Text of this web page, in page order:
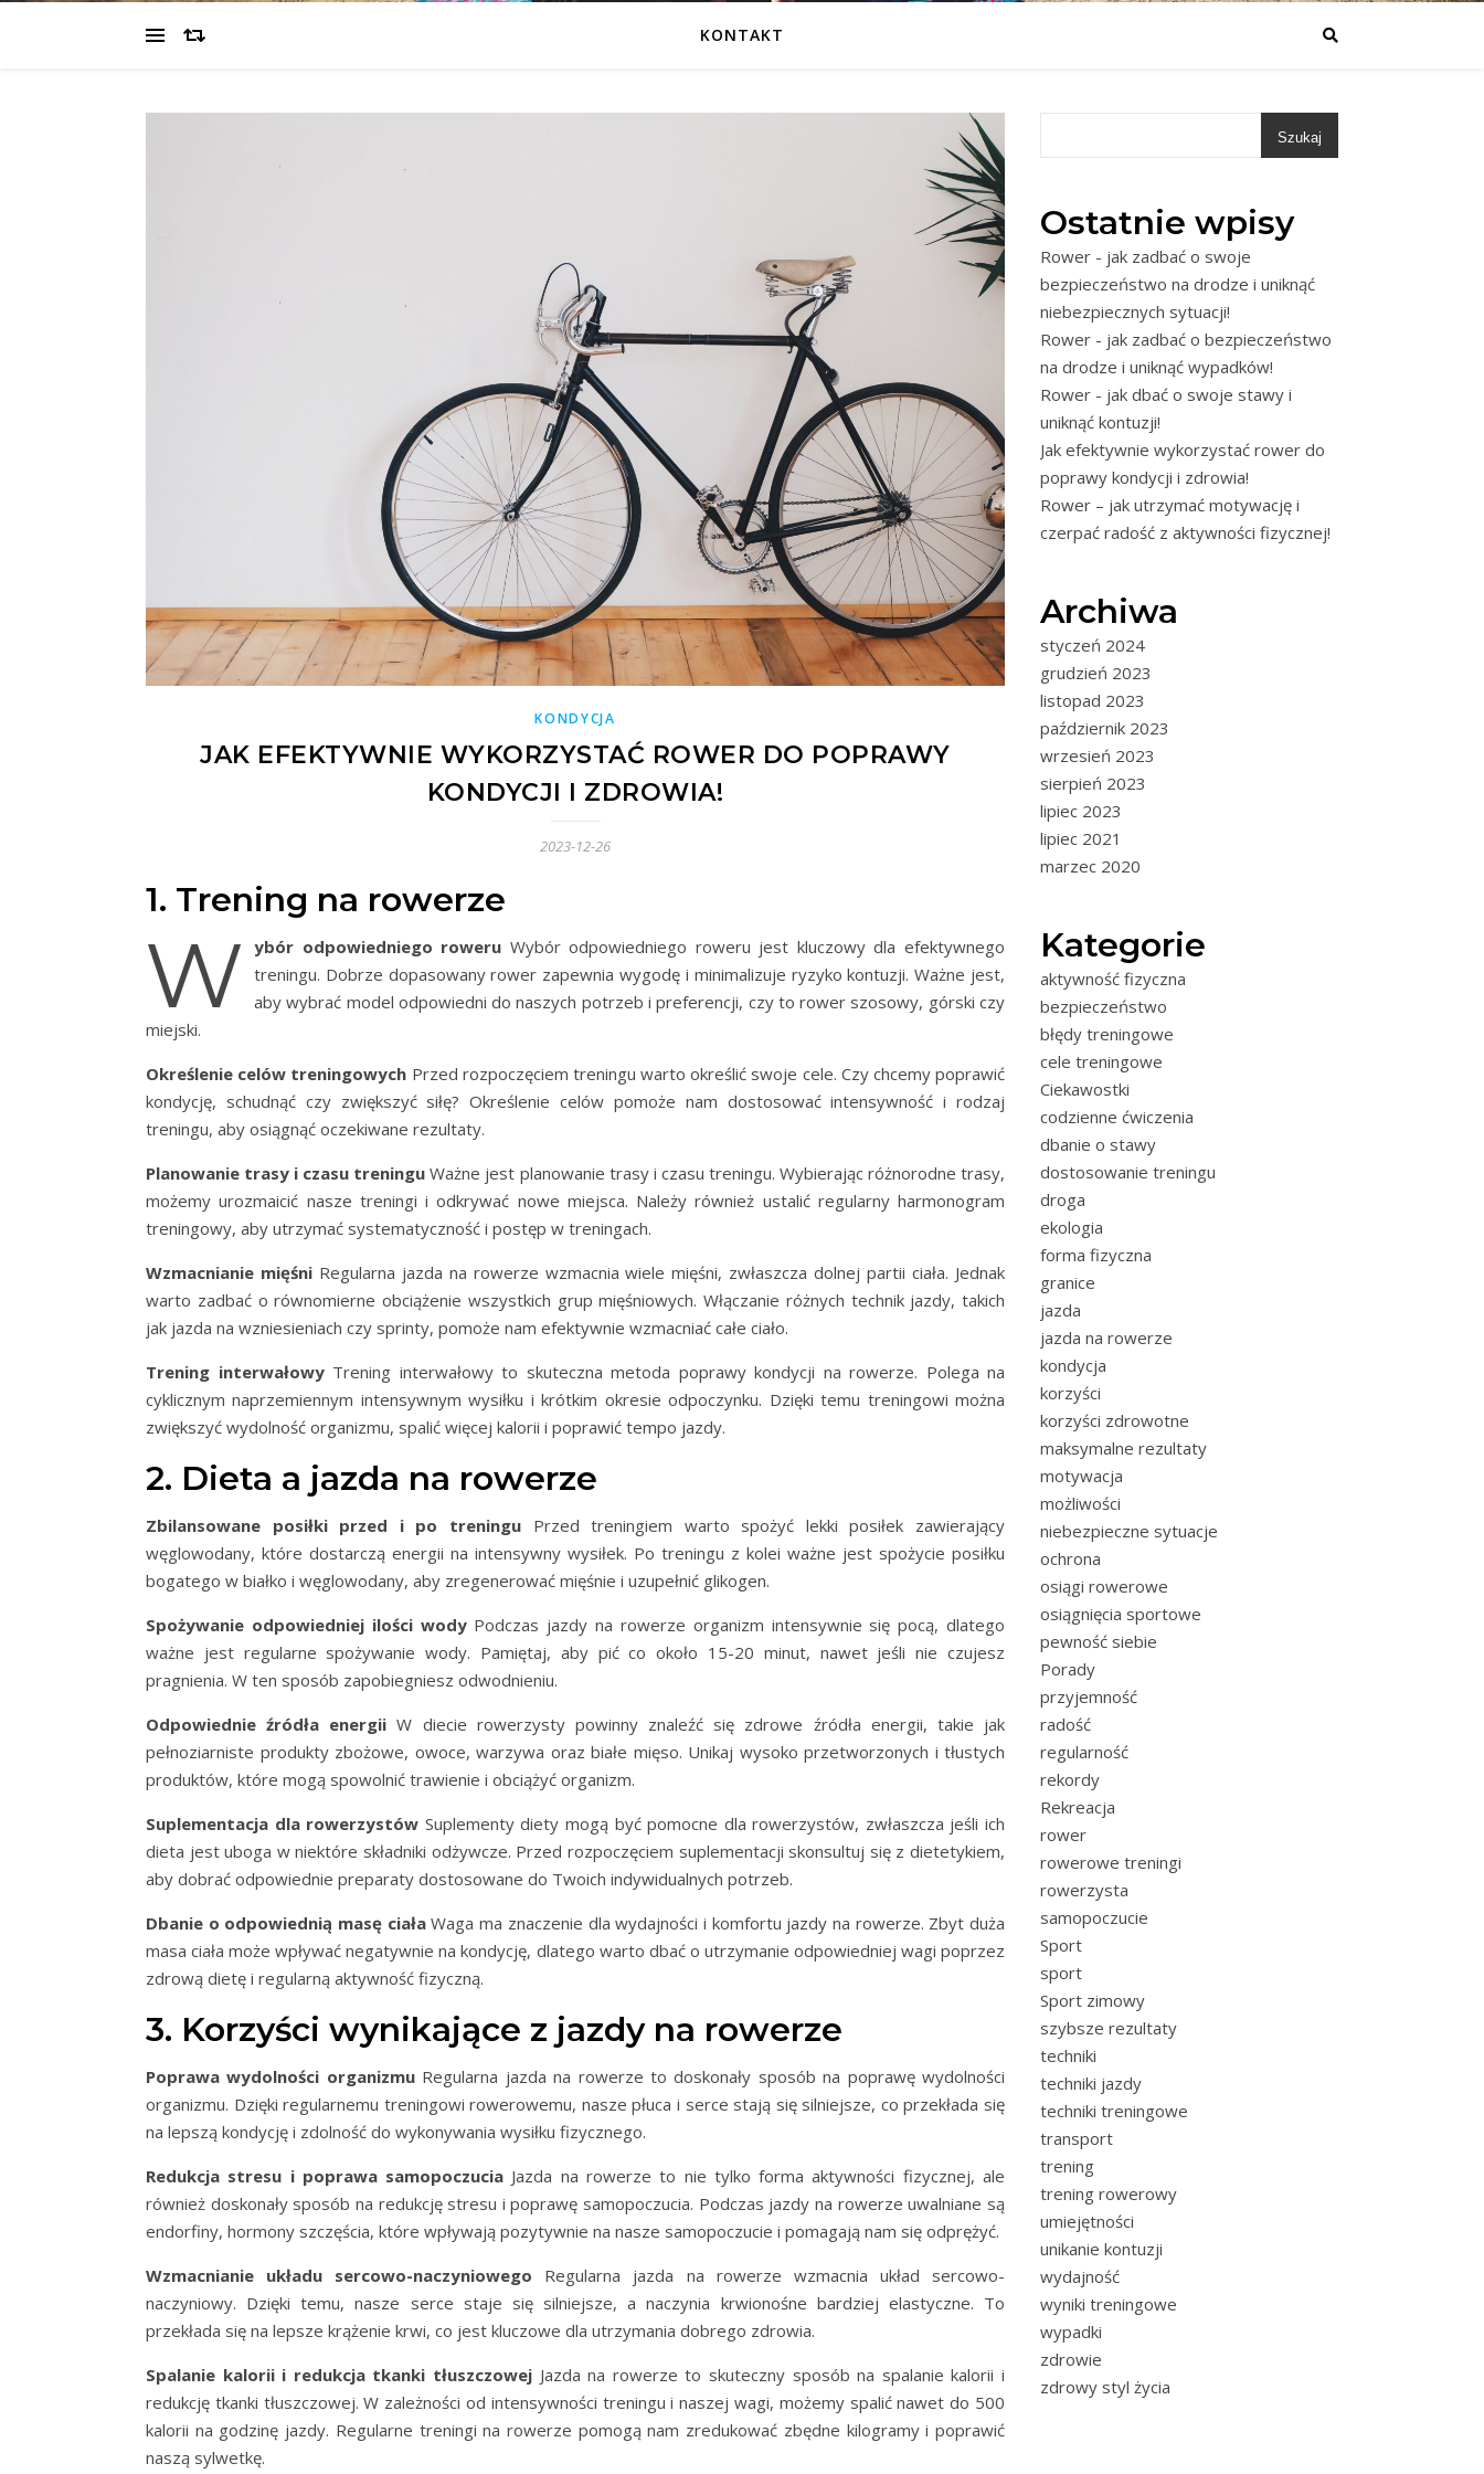
KONTAKT
KONDYCJA
JAK EFEKTYWNIE WYKORZYSTAĆ ROWER DO POPRAWY
KONDYCJI I ZDROWIA!
2023-12-26
1. Trening na rowerze
W ybór odpowiedniego roweru Wybór odpowiedniego roweru jest kluczowy dla efektywnego
treningu. Dobrze dopasowany rower zapewnia wygodę i minimalizuje ryzyko kontuzji. Ważne jest,
aby wybrać model odpowiedni do naszych potrzeb i preferencji, czy to rower szosowy, górski czy
miejski.
Określenie celów treningowych Przed rozpoczęciem treningu warto określić swoje cele. Czy chcemy poprawić
kondycję, schudnąć czy zwiększyć siłę? Określenie celów pomoże nam dostosować intensywność i rodzaj
treningu, aby osiągnąć oczekiwane rezultaty.
Planowanie trasy i czasu treningu Ważne jest planowanie trasy i czasu treningu. Wybierając różnorodne trasy,
możemy urozmaicić nasze treningi i odkrywać nowe miejsca. Należy również ustalić regularny harmonogram
treningowy, aby utrzymać systematyczność i postęp w treningach.
Wzmacnianie mięśniRegularna jazda na rowerze wzmacnia wiele mięśni, zwłaszcza dolnej partii ciała. Jednak
warto zadbać o równomierne obciążenie wszystkich grup mięśniowych. Włączanie różnych technik jazdy, takich
jak jazda na wzniesieniach czy sprinty, pomoże nam efektywnie wzmacniać całe ciało.
Trening interwałowyTrening interwałowy to skuteczna metoda poprawy kondycji na rowerze. Polega na
cyklicznym naprzemiennym intensywnym wysiłku i krótkim okresie odpoczynku. Dzięki temu treningowi można
zwiększyć wydolność organizmu, spalić więcej kalorii i poprawić tempo jazdy.
2. Dieta a jazda na rowerze
Zbilansowane posiłki przed i po treninguPrzed treningiem warto spożyć lekki posiłek zawierający
węglowodany, które dostarczą energii na intensywny wysiłek. Po treningu z kolei ważne jest spożycie posiłku
bogatego w białko i węglowodany, aby zregenerować mięśnie i uzupełnić glikogen.
Spożywanie odpowiedniej ilości wodyPodczas jazdy na rowerze organizm intensywnie się pocą, dlatego
ważne jest regularne spożywanie wody. Pamiętaj, aby pić co około 15-20 minut, nawet jeśli nie czujesz
pragnienia. W ten sposób zapobiegniesz odwodnieniu.
Odpowiednie źródła energii W diecie rowerzysty powinny znaleźć się zdrowe źródła energii, takie jak
pełnoziarniste produkty zbożowe, owoce, warzywa oraz białe mięso. Unikaj wysoko przetworzonych i tłustych
produktów, które mogą spowolnić trawienie i obciążyć organizm.
Suplementacja dla rowerzystów Suplementy diety mogą być pomocne dla rowerzystów, zwłaszcza jeśli ich
dieta jest uboga w niektóre składniki odżywcze. Przed rozpoczęciem suplementacji skonsultuj się z dietetykiem,
aby dobrać odpowiednie preparaty dostosowane do Twoich indywidualnych potrzeb.
Dbanie o odpowiednią masę ciałaWaga ma znaczenie dla wydajności i komfortu jazdy na rowerze. Zbyt duża
masa ciała może wpływać negatywnie na kondycję, dlatego warto dbać o utrzymanie odpowiedniej wagi poprzez
zdrową dietę i regularną aktywność fizyczną.
3. Korzyści wynikające z jazdy na rowerze
Poprawa wydolności organizmuRegularna jazda na rowerze to doskonały sposób na poprawę wydolności
organizmu. Dzięki regularnemu treningowi rowerowemu, nasze płuca i serce stają się silniejsze, co przekłada się
na lepszą kondycję i zdolność do wykonywania wysiłku fizycznego.
Redukcja stresu i poprawa samopoczucia Jazda na rowerze to nie tylko forma aktywności fizycznej, ale
również doskonały sposób na redukcję stresu i poprawę samopoczucia. Podczas jazdy na rowerze uwalniane są
endorfiny, hormony szczęścia, które wpływają pozytywnie na nasze samopoczucie i pomagają nam się odprężyć.
Wzmacnianie układu sercowo-naczyniowego Regularna jazda na rowerze wzmacnia układ sercowo-
naczyniowy. Dzięki temu, nasze serce staje się silniejsze, a naczynia krwionośne bardziej elastyczne. To
przekłada się na lepsze krążenie krwi, co jest kluczowe dla utrzymania dobrego zdrowia.
Spalanie kalorii i redukcja tkanki tłuszczowej Jazda na rowerze to skuteczny sposób na spalanie kalorii i
redukcję tkanki tłuszczowej. W zależności od intensywności treningu i naszej wagi, możemy spalić nawet do 500
kalorii na godzinę jazdy. Regularne treningi na rowerze pomogą nam zredukować zbędne kilogramy i poprawić
naszą sylwetkę.
Szukaj
Ostatnie wpisy
Rower - jak zadbać o swoje
bezpieczeństwo na drodze i uniknąć
niebezpiecznych sytuacji!
Rower - jak zadbać o bezpieczeństwo
na drodze i uniknąć wypadków!
Rower - jak dbać o swoje stawy i
uniknąć kontuzji!
Jak efektywnie wykorzystać rower do
poprawy kondycji i zdrowia!
Rower – jak utrzymać motywację i
czerpać radość z aktywności fizycznej!
Archiwa
styczeń 2024
grudzień 2023
listopad 2023
październik 2023
wrzesień 2023
sierpień 2023
lipiec 2023
lipiec 2021
marzec 2020
Kategorie
aktywność fizyczna
bezpieczeństwo
błędy treningowe
cele treningowe
Ciekawostki
codzienne ćwiczenia
dbanie o stawy
dostosowanie treningu
droga
ekologia
forma fizyczna
granice
jazda
jazda na rowerze
kondycja
korzyści
korzyści zdrowotne
maksymalne rezultaty
motywacja
możliwości
niebezpieczne sytuacje
ochrona
osiągi rowerowe
osiągnięcia sportowe
pewność siebie
Porady
przyjemność
radość
regularność
rekordy
Rekreacja
rower
rowerowe treningi
rowerzysta
samopoczucie
Sport
sport
Sport zimowy
szybsze rezultaty
techniki
techniki jazdy
techniki treningowe
transport
trening
trening rowerowy
umiejętności
unikanie kontuzji
wydajność
wyniki treningowe
wypadki
zdrowie
zdrowy styl życia